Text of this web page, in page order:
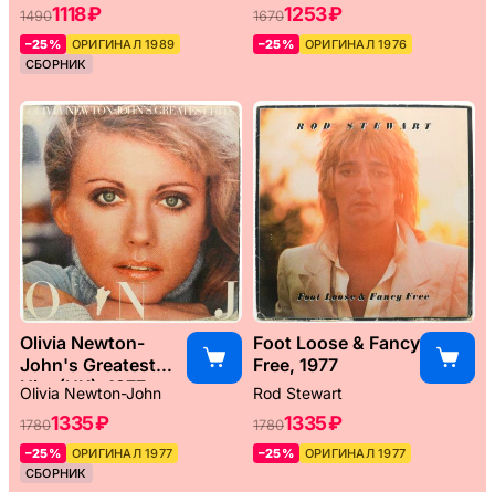
14901118 ₽
–25%
ОРИГИНАЛ 1989
СБОРНИК
16701253 ₽
–25% ОРИГИНАЛ 1976
Olivia Newton-
John's Greatest
Hits (UK), 1977
Olivia Newton-John
17801335 ₽
–25%
ОРИГИНАЛ 1977
СБОРНИК
Foot Loose & Fancy
Free, 1977
Rod Stewart
17801335 ₽
–25% ОРИГИНАЛ 1977